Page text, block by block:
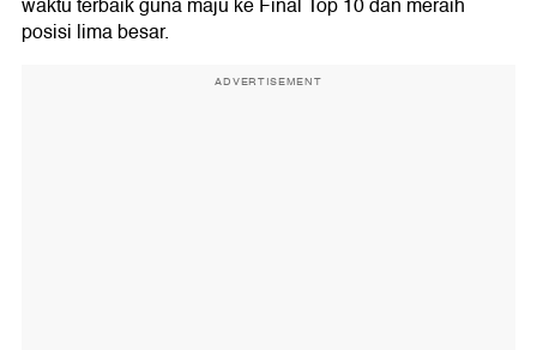
posisi lima besar.
ADVERTISEMENT